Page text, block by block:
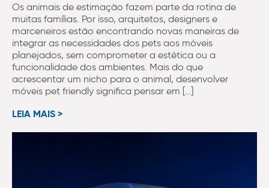
Os animais de estimação fazem parte da rotina de
muitas famílias. Por isso, arquitetos, designers e
marceneiros estão encontrando novas maneiras de
integrar as necessidades dos pets aos móveis
planejados, sem comprometer a estética ou a
funcionalidade dos ambientes. Mais do que
acrescentar um nicho para o animal, desenvolver
móveis pet friendly significa pensar em […]
LEIA MAIS >